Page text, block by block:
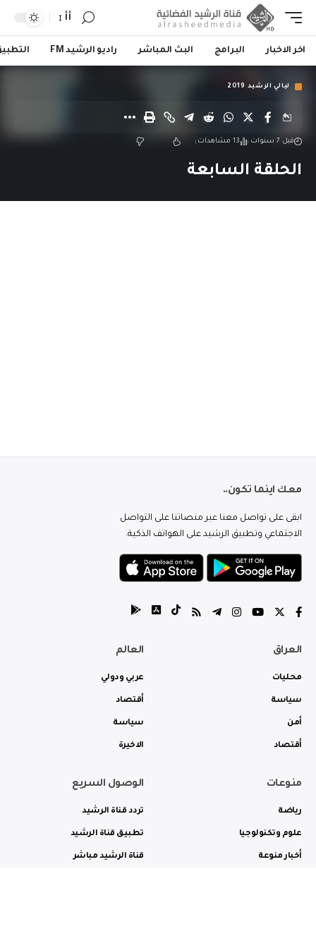
أأ
اخر الاخبار البرامج البث المباشر راديو الرشيد FM
ليالي الرشيد 2019
قبل 7 سنوات 13 مشاهدات
الحلقة السابعة
معك اينما تكون..
ابقى على تواصل معنا عبر منصاتنا على التواصل
الاجتماعي وتطبيق الرشيد على الهواتف الذكية.
العراق
محليات
سياسة
أمن
أقتصاد
العالم
عربي ودولي
أقتصاد
سياسة
الاخيرة
منوعات
رياضة
علوم وتكنولوجيا
أخبار منوعة
الوصول السريع
تردد قناة الرشيد
تطبيق قناة الرشيد
قناة الرشيد مباشر